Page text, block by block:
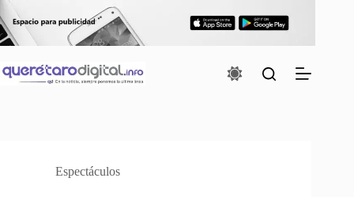
al
contenido
Espectáculos